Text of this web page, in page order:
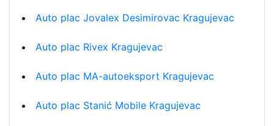
Auto plac Jovalex Desimirovac Kragujevac
Auto plac Rivex Kragujevac
Auto plac MA-autoeksport Kragujevac
Auto plac Stanić Mobile Kragujevac